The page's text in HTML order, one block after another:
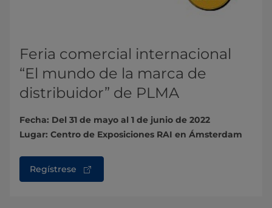
Feria comercial internacional
“El mundo de la marca de
distribuidor” de PLMA
Fecha: Del 31 de mayo al 1 de junio de 2022
Lugar: Centro de Exposiciones RAI en Ámsterdam
Regístrese